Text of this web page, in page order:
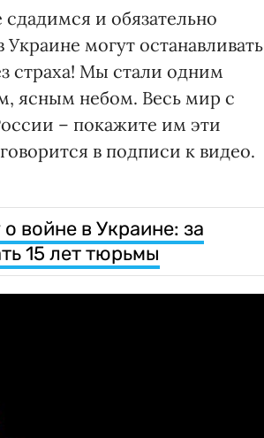
и обязательно
могут останавливать
страха! Мы стали одним
ясным небом. Весь мир с
– покажите им эти
в подписи к видео.
войне в Украине: за
15 лет тюрьмы